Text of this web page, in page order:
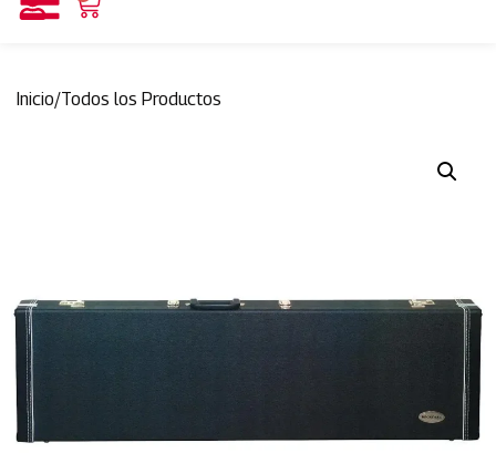
Inicio/Todos los Productos